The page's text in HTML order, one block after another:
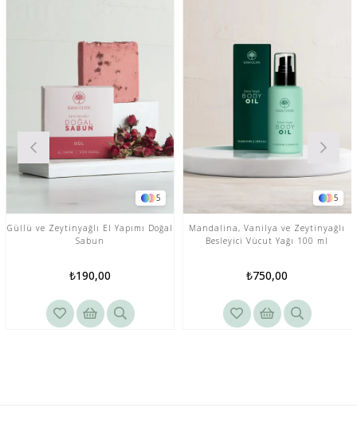
Zeytinyağlı El Yapımı Doğal
₺190,00
Mandalina, Vanilya ve Zeytinyağlı
Besleyici Vücut Yağı 100 ml
₺750,00
3'lü